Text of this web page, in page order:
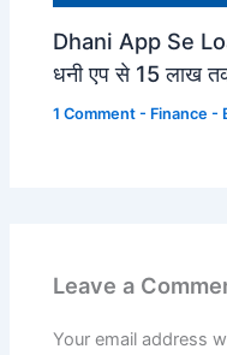
Dhani App Se
धनी एप से 15 लाख
1 Comment - Finance -
Leave a
Your email address